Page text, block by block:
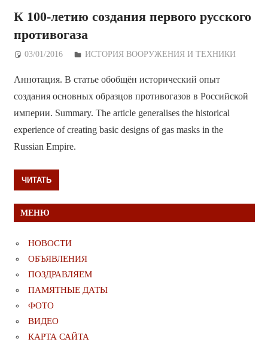
К 100-летию создания первого русского
противогаза
03/01/2016 Дежурный по Редакции
ИСТОРИЯ ВООРУЖЕНИЯ И ТЕХНИКИ
Аннотация. В статье обобщён исторический опыт
создания основных образцов противогазов в Российской
империи. Summary. The article generalises the historical
experience of creating basic designs of gas masks in the
Russian Empire.
ЧИТАТЬ
МЕНЮ
НОВОСТИ
ОБЪЯВЛЕНИЯ
ПОЗДРАВЛЯЕМ
ПАМЯТНЫЕ ДАТЫ
ФОТО
ВИДЕО
КАРТА САЙТА